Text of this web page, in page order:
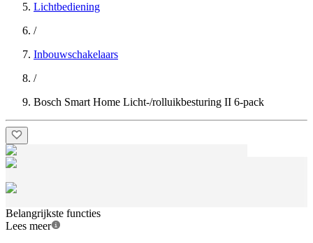
Lichtbediening
/
Inbouwschakelaars
/
Bosch Smart Home Licht-/rolluikbesturing II 6-pack
Belangrijkste functies
Lees meer